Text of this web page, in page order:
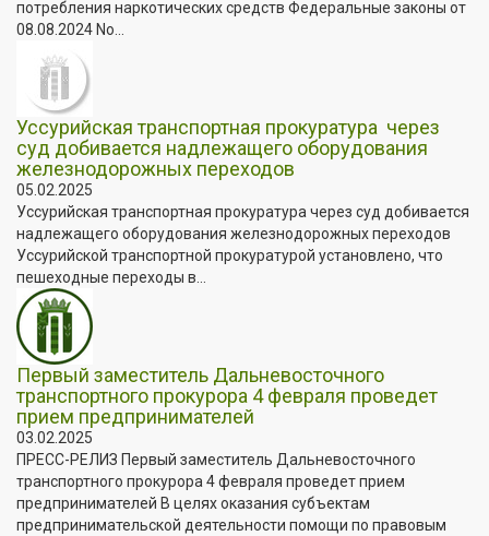
потребления наркотических средств Федеральные законы от
08.08.2024 No...
️Уссурийская транспортная прокуратура через
суд добивается надлежащего оборудования
железнодорожных переходов
05.02.2025
️Уссурийская транспортная прокуратура через суд добивается
надлежащего оборудования железнодорожных переходов
Уссурийской транспортной прокуратурой установлено, что
пешеходные переходы в...
Первый заместитель Дальневосточного
транспортного прокурора 4 февраля проведет
прием предпринимателей
03.02.2025
ПРЕСС-РЕЛИЗ Первый заместитель Дальневосточного
транспортного прокурора 4 февраля проведет прием
предпринимателей В целях оказания субъектам
предпринимательской деятельности помощи по правовым